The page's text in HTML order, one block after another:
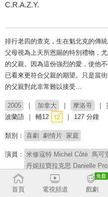
C.R.A.Z.Y.
排行老四的查克，生在魁北克的傳
父母視為上天所恩賜的特別禮物，
的父親。因為這份強烈的愛，使他
已看來更符合父親的期望。只是當
的父親對此非常難以接受…
2005 加拿大 摩洛哥
波蘭語
輔12 127 分鐘
類別： 喜劇 劇情片 家庭
演員： 米修寇特 Michel Côté 馬可
丹妮拉寶拉克思 Danielle
派瑞爾盧克比倫特 Pierre-
瑪麗歐沃爾夫 Mariloup Wolfe
首頁 電視頻道 戲劇